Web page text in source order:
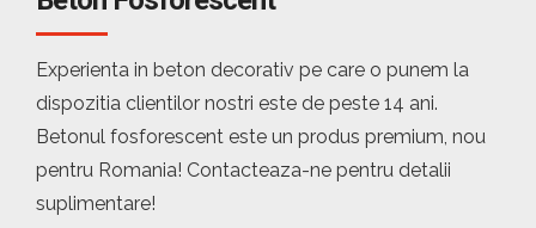
Experienta in beton decorativ pe care o punem la
dispozitia clientilor nostri este de peste 14 ani.
Betonul fosforescent este un produs premium, nou
pentru Romania! Contacteaza-ne pentru detalii
suplimentare!